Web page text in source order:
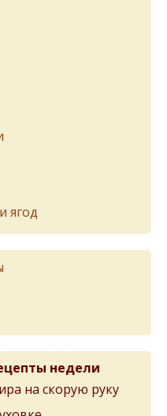
ягод
недели
на скорую руку